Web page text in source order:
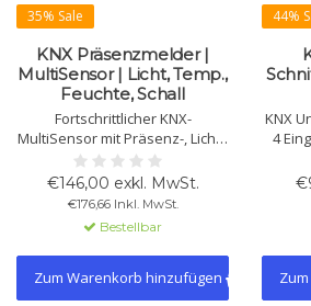
35% Sale
KNX Präsenzmelder |
MultiSensor | Licht, Temp.,
Feuchte, Schall
Fortschrittlicher KNX-
MultiSensor mit Präsenz-, Licht-,
Temperatur-, Feuchte- und
Schallsensor. Perfekt für
energieeffiziente Klima- und
Lichtsteuerung in Gebäuden
und Hotels.
€146,00 exkl. MwSt.
€176,66 Inkl. MwSt.
Bestellbar
Zum Warenkorb hinzufügen
44%
KNX
4